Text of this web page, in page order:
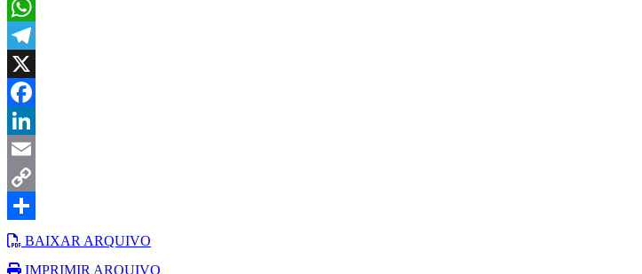
WhatsApp
Telegram
X
Facebook
LinkedIn
Email
Copy
Link
ShareBAIXAR ARQUIVO
IMPRIMIR ARQUIVO